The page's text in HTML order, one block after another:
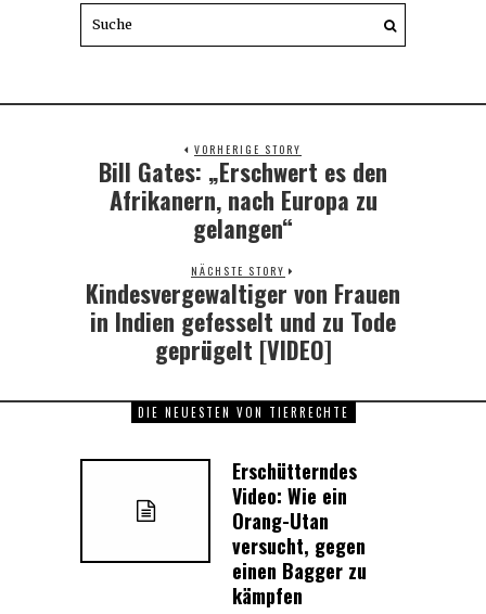
VORHERIGE STORY
Previous
post:
Bill Gates: „Erschwert es den
Afrikanern, nach Europa zu
gelangen“
NÄCHSTE STORY
Next
post:
Kindesvergewaltiger von Frauen
in Indien gefesselt und zu Tode
geprügelt [VIDEO]
DIE NEUESTEN VON TIERRECHTE
Erschütterndes
Video: Wie ein
Orang-Utan
versucht, gegen
einen Bagger zu
kämpfen